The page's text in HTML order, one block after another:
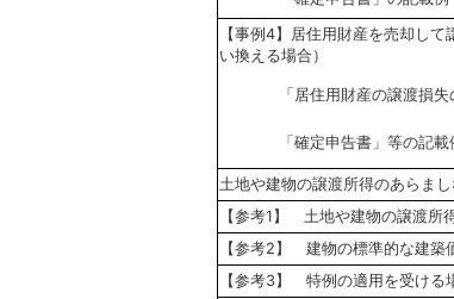
【事例4】居住用財産を売却し
い換える場合）
「居住用財産の譲渡損
「確定申告書」等の記載
土地や建物の譲渡所得のあらま
【参考1】 土地や建物の譲渡所
【参考2】 建物の標準的な建築
【参考3】 特例の適用を受ける